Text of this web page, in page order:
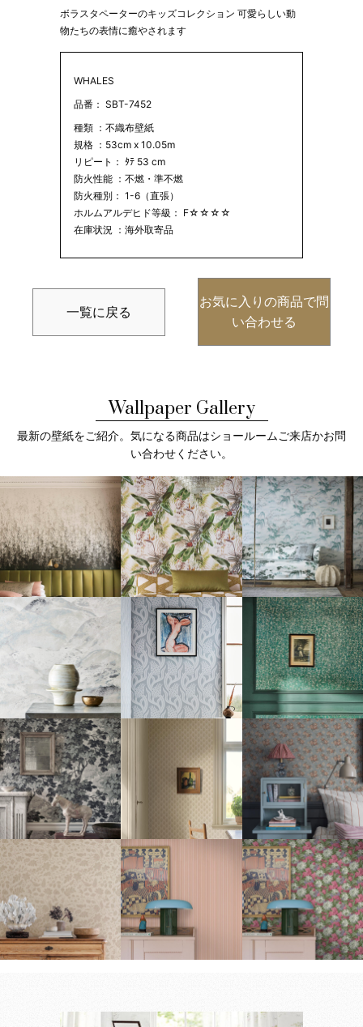
ボラスタペーターのキッズコレクション 可愛らしい動
物たちの表情に癒やされます
WHALES
品番： SBT-7452
種類 ：不織布壁紙
規格 ：53cm x 10.05m
リピート： ﾀﾃ 53 cm
防火性能 ：不燃・準不燃
防火種別： 1-6（直張）
ホルムアルデヒド等級： F☆☆☆☆
在庫状況 ：海外取寄品
一覧に戻る
お気に入りの商品で問
い合わせる
Wallpaper Gallery
最新の壁紙をご紹介。気になる商品はショールームご来店かお問
い合わせください。